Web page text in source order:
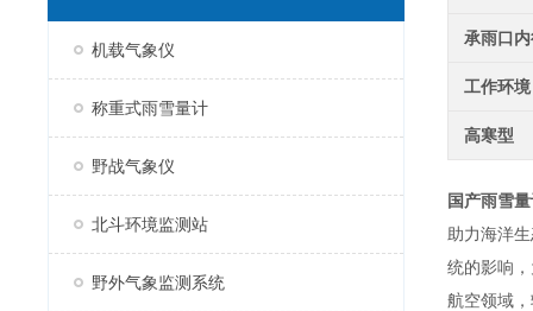
机载气象仪
称重式雨雪量计
野战气象仪
北斗环境监测站
野外气象监测系统
承雨口
工作环境
高寒型
国产雨雪
助力海洋
统的影响
航空领域